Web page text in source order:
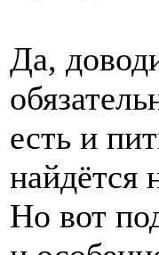
Да,
есть и
найдётся
Но вот